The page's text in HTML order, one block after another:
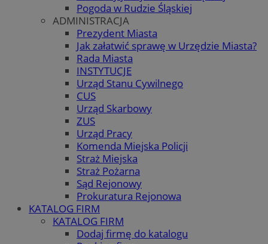
Pogoda w Rudzie Śląskiej
ADMINISTRACJA
Prezydent Miasta
Jak załatwić sprawę w Urzędzie Miasta?
Rada Miasta
INSTYTUCJE
Urząd Stanu Cywilnego
CUS
Urząd Skarbowy
ZUS
Urząd Pracy
Komenda Miejska Policji
Straż Miejska
Straż Pożarna
Sąd Rejonowy
Prokuratura Rejonowa
KATALOG FIRM
KATALOG FIRM
Dodaj firmę do katalogu